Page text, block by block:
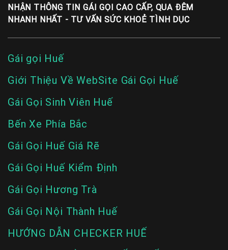
NHẬN THÔNG TIN GÁI GỌI CAO CẤP, QUA ĐÊM
NHANH NHẤT - TƯ VẤN SỨC KHOẺ TÌNH DỤC
Gái gọi Huế
Giới Thiệu Về WebSite Gái Gọi Huế
Gái Gọi Sinh Viên Huế
Bến Xe Phía Bắc
Gái Gọi Huế Giá Rẽ
Gái Gọi Huế Kiểm Định
Gái Gọi Hương Trà
Gái Gọi Nội Thành Huế
HƯỚNG DẪN CHECKER HUẾ